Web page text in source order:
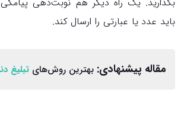
باید عدد یا عبارتی را ارسال کند.
مقاله پیشنهادی: بهترین روش‌های تبلیغ